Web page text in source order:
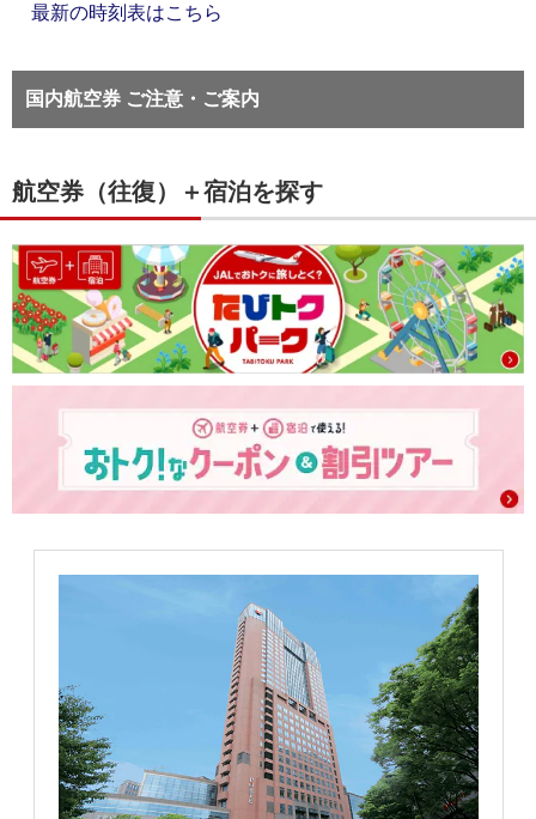
最新の時刻表はこちら
国内航空券 ご注意・ご案内
航空券（往復）＋宿泊を探す